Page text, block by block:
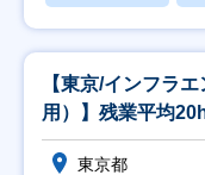
【東京/インフラ
用）】残業平均
東京都